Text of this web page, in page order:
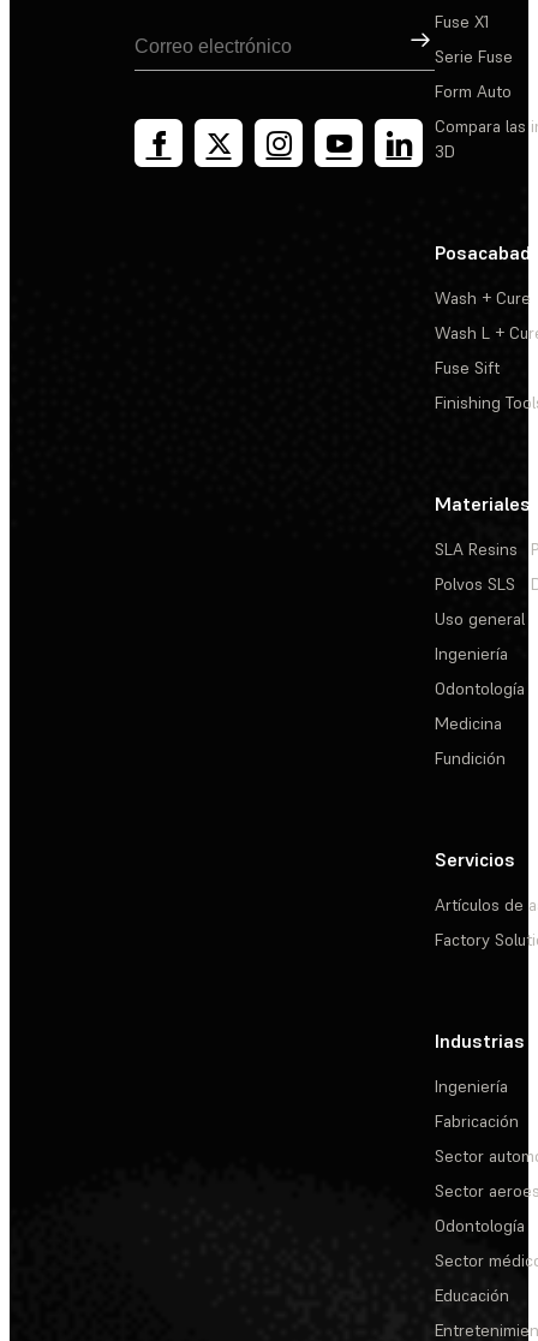
Suscribirse
Fuse X1
Serie Fuse
Form Auto
Compara las
3D
Wash + Cure
Wash L +
Fuse Sift
Finishing
Materiales
SLA Resins
Polvos SLS
Uso general
Ingeniería
Odontología
Medicina
Fundición
Servicios
Artículos de
Factory
Industrias
Ingeniería
Fabricación
Sector
Sector
Odontología
Sector
Educación